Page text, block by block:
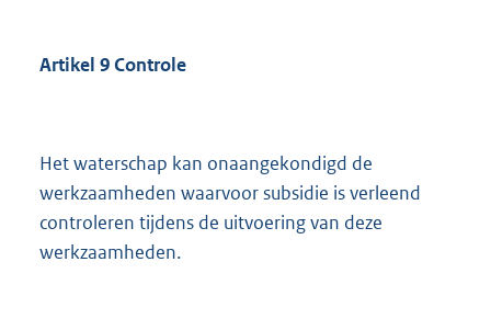
Artikel 9 Controle
Het waterschap kan onaangekondigd de
werkzaamheden waarvoor subsidie is verleend
controleren tijdens de uitvoering van deze
werkzaamheden.